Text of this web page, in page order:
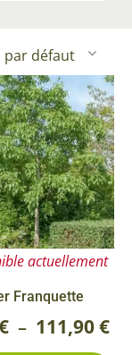
actuellement
Franquette
– 111,90€
de
à
Ce
a